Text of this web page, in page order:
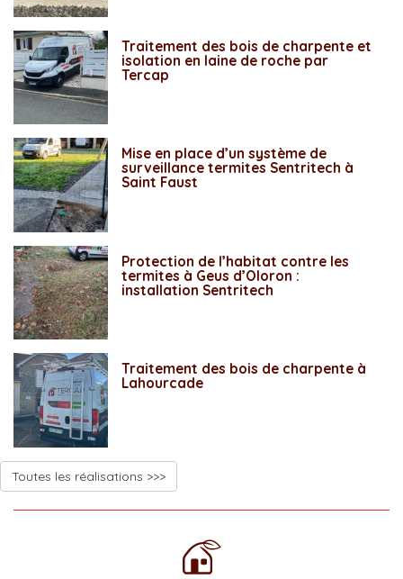
Traitement des bois de charpente et
isolation en laine de roche par
Tercap
Mise en place d’un système de
surveillance termites Sentritech à
Saint Faust
Protection de l’habitat contre les
termites à Geus d’Oloron :
installation Sentritech
Traitement des bois de charpente à
Lahourcade
Toutes les réalisations >>>